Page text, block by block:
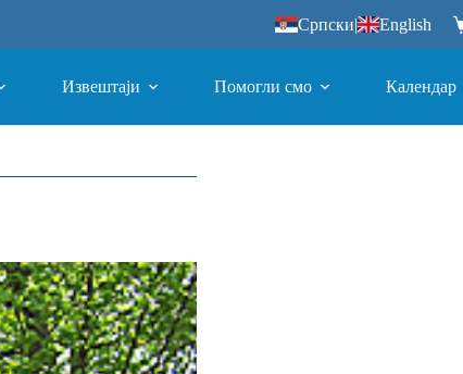
Српски| English
Извештаји Помогли смо Календар